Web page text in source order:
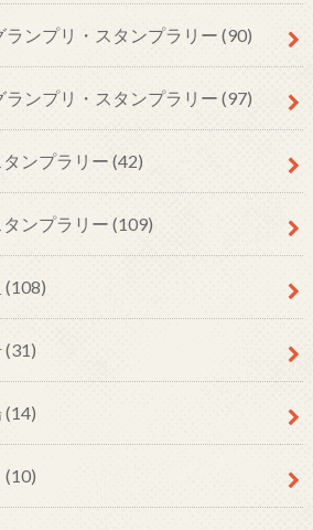
ランプリ・スタンプラリー (90)
ランプリ・スタンプラリー (97)
ンプラリー (42)
ンプラリー (109)
(108)
(31)
(14)
(10)